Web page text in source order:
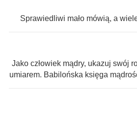
Sprawiedliwi mało mówią, a
Jako człowiek mądry, ukazuj swój
umiarem. Babilońska księga